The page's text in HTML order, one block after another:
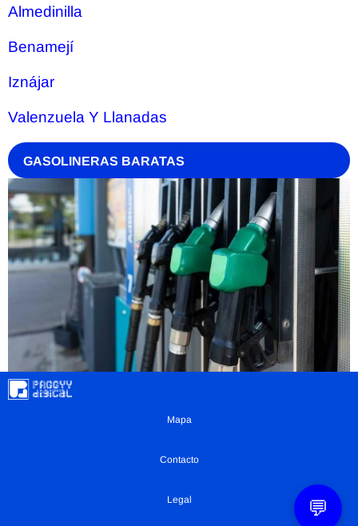
Almedinilla
Benamejí
Iznájar
Valenzuela Y Llanadas
GASOLINERAS BARATAS
Mapa
Contacto
Legal 💬